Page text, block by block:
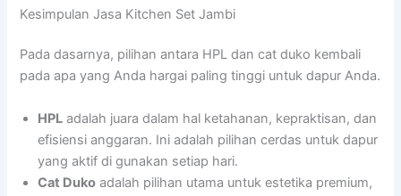
Kesimpulan Jasa Kitchen Set Jambi
Pada dasarnya, pilihan antara HPL dan cat duko kembali
pada apa yang Anda hargai paling tinggi untuk dapur Anda.
HPL adalah juara dalam hal ketahanan, kepraktisan, dan
efisiensi anggaran. Ini adalah pilihan cerdas untuk dapur
yang aktif di gunakan setiap hari.
Cat Duko adalah pilihan utama untuk estetika premium,